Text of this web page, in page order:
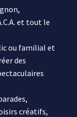
et tout le
ou familial et
des
créatifs,